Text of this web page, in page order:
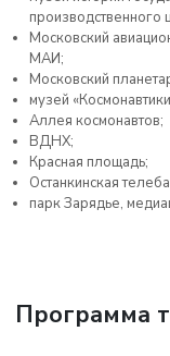
производственного
Московский
МАИ;
Московский
музей
Аллея космонавтов;
ВДНХ;
Красная площадь;
Останкинская
парк Зарядье,
Программа